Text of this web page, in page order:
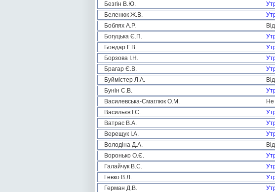
Безгін В.Ю.
Беленюк Ж.В.
Боблях А.Р.
Богуцька Є.П.
Бондар Г.В.
Борзова І.Н.
Брагар Є.В.
Буймістер Л.А.
Бунін С.В.
Василевська-Смаглюк О.М.
Не
Васильєв І.С.
Ватрас В.А.
Верещук І.А.
Володіна Д.А.
Воронько О.Є.
Галайчук В.С.
Гевко В.Л.
Герман Д.В.